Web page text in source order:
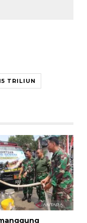
TRILIUN